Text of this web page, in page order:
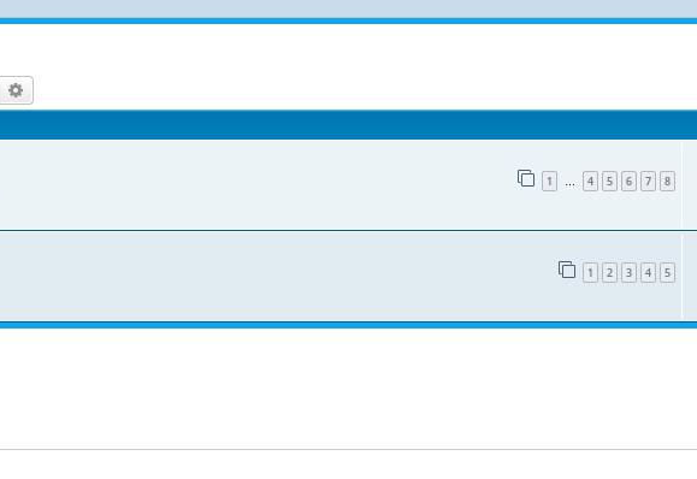
Поиск
1 … 4 5 6 7 8
1 2 3 4 5